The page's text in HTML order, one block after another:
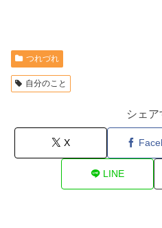
つれづれ
自分のこと
シェア
X
LINE